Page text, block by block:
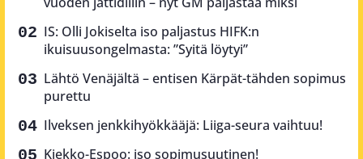
IS: Olli Jokiselta iso paljastus HIFK:n
ikuisuusongelmasta: ”Syitä löytyi”
Lähtö Venäjältä – entisen Kärpät-tähden sopimus
purettu
Ilveksen jenkkihyökkääjä: Liiga-seura vaihtuu!
Kiekko-Espoo: iso sopimusuutinen!